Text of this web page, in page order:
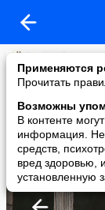
Применяются
Прочитать
Возможны
В контенте
информация.
средств,
вред здоровью,
установленную
Andrey
added a
04 Dec в 11:16